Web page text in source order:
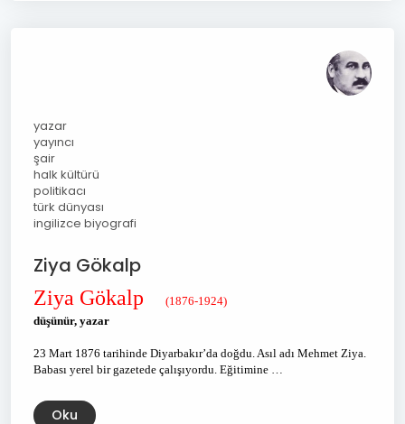
yazar
yayıncı
şair
halk kültürü
politikacı
türk dünyası
ingilizce biyografi
Ziya Gökalp
Ziya Gökalp
(1876-1924)
düşünür, yazar
23 Mart 1876 tarihinde Diyarbakır’da doğdu. Asıl adı Mehmet Ziya.
Babası yerel bir gazetede çalışıyordu. Eğitimine …
Oku